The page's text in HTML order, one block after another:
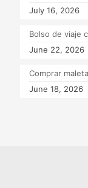
July 16, 2026
Bolso de viaje
June 22, 2026
Comprar
June 18, 2026